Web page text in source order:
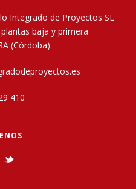
Integrado de Proyectos SL
baja y primera
(Córdoba)
410